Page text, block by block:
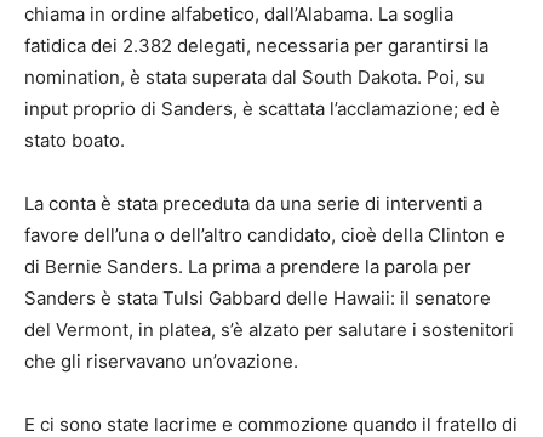
chiama in ordine alfabetico, dall’Alabama. La soglia
fatidica dei 2.382 delegati, necessaria per garantirsi la
nomination, è stata superata dal South Dakota. Poi, su
input proprio di Sanders, è scattata l’acclamazione; ed è
stato boato.
La conta è stata preceduta da una serie di interventi a
favore dell’una o dell’altro candidato, cioè della Clinton e
di Bernie Sanders. La prima a prendere la parola per
Sanders è stata Tulsi Gabbard delle Hawaii: il senatore
del Vermont, in platea, s’è alzato per salutare i sostenitori
che gli riservavano un’ovazione.
E ci sono state lacrime e commozione quando il fratello di